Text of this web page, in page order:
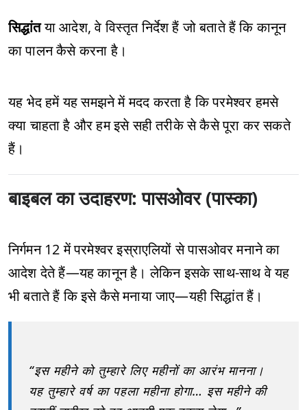
सिद्धांतया आदेश, वे विस्तृत निर्देश हैं जो बताते हैं कि कानून
का पालन कैसे करना है।
यह भेद हमें यह समझने में मदद करता है कि परमेश्वर हमसे
क्या चाहता है और हम इसे सही तरीके से कैसे पूरा कर सकते
हैं।
बाइबल का उदाहरण: पासओवर (पास्का)
निर्गमन 12 में परमेश्वर इस्राएलियों से पासओवर मनाने का
आदेश देते हैं—यह कानून है। लेकिन इसके साथ-साथ वे यह
भी बताते हैं कि इसे कैसे मनाया जाए—यही सिद्धांत हैं।
“इस महीने को तुम्हारे लिए महीनों का आरंभ मानना।
यह तुम्हारे वर्ष का पहला महीना होगा… इस महीने की